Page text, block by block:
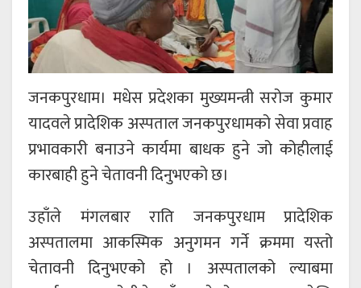
जनकपुरधाम। मधेस प्रदेशका मुख्यमन्त्री सरोज कुमार
यादवले प्रादेशिक अस्पताल जनकपुरधामको सेवा प्रवाह
प्रभावकारी बनाउने कार्यमा बाधक हुने जो कोहीलाई
कारबाही हुने चेतावनी दिनुभएको छ।
उहाँले मंगलबार राति जनकपुरधाम प्रादेशिक
अस्पतालमा आकस्मिक अनुगमन गर्ने क्रममा यस्तो
चेतावनी दिनुभएको हो । अस्पतालको ल्याबमा